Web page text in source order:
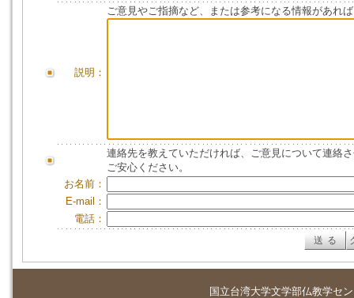
説明：
ご意見やご指摘など、または参考になる情報があれ
連絡先を教えていただければ、ご意見について連絡
ご安心ください。
お名前：
E-mail：
電話：
国立台湾大学文学部仏教学セ